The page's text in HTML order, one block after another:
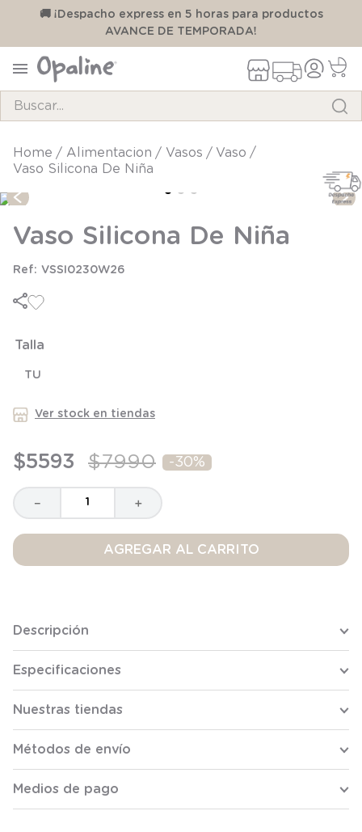
🚚 ¡Despacho express en 5 horas para productos
AVANCE DE TEMPORADA!
alimentacion vasos
vaso
Vaso Silicona De Niña
Vaso Silicona De Niña
VSSI0230W26
Talla
TU
Ver stock en tiendas
$5593 $7990 -30%
＋
－
AGREGAR AL CARRITO
Descripción
Especificaciones
Nuestras tiendas
Métodos de envío
Medios de pago
TÉRMINOS MÁS BUSCADOS
3.
zapatillas
4.
body
5.
7.
8.
saco dormir